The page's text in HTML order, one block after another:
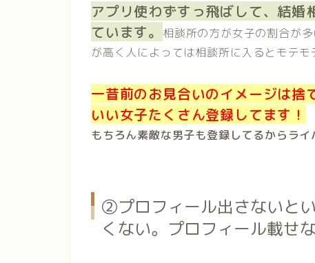
アプリ使わずすっ飛ばして、結
ています。
相談所の方が女子の割合が
が高く人によっては相談所に入るとモテ
一昔前のお見合いのイメージは捨
いい女子たくさん登録してます！
もちろん素敵な男子も登録してるからラ
②プロフィール出さないと
くない。プロフィール載せ